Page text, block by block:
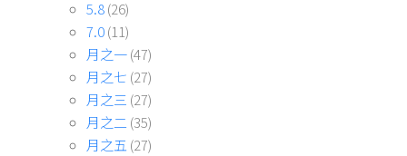
5.8(26)
7.0(11)
月之一(47)
月之七 (27)
月之三 (27)
月之二(35)
月之五 (27)